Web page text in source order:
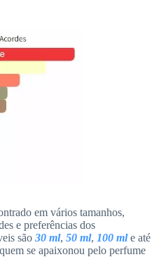
em vários tamanhos,
e preferências dos
são 30 ml, 50 ml, 100 mle até
se apaixonou pelo perfume